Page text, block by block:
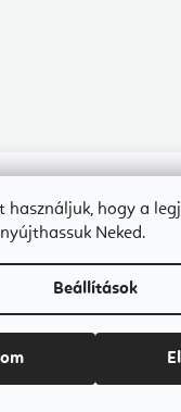
használjuk, hogy a
Neked.
Beállítások
rózsafa karkötő
5-7 napon belül
Ft2 000